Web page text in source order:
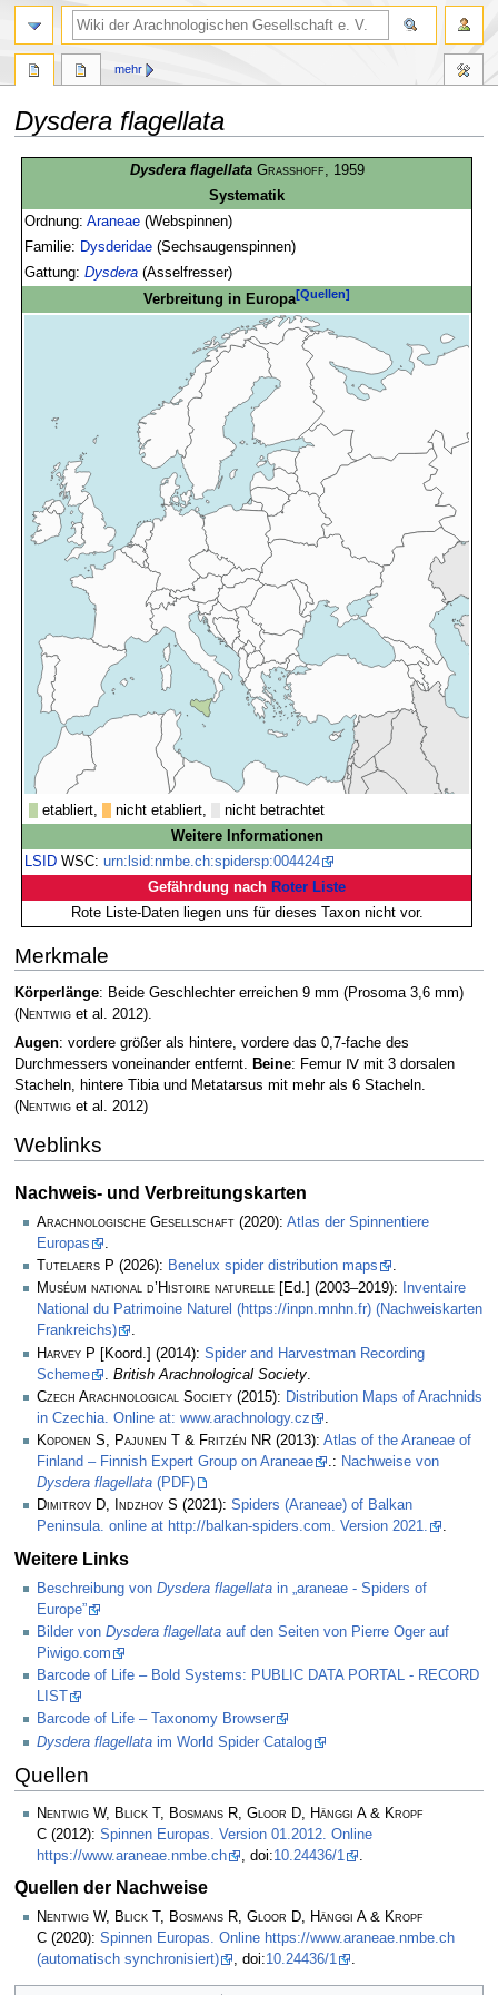
Dysdera flagellata
springen
springen
Dysdera flagellata Grasshoff , 1959
Systematik
Ordnung:Araneae (Webspinnen)
Familie: Dysderidae (Sechsaugenspinnen)
Gattung:Dysdera (Asselfresser)
Verbreitung in Europa[Quellen]
etabliert, nicht etabliert,
nicht betrachtet
Weitere Informationen
LSID WSC:urn:lsid:nmbe.ch:spidersp:004424
Gefährdung nach Roter Liste
Rote Liste-Daten liegen uns für dieses Taxon nicht vor.
Merkmale
Körperlänge: Beide Geschlechter erreichen 9 mm (Prosoma 3,6 mm)
(Nentwiget al. 2012).
Augen: vordere größer als hintere, vordere das 0,7-fache des
Durchmessers voneinander entfernt.
Beine: Femur Ⅳ mit 3 dorsalen
Stacheln, hintere Tibia und Metatarsus mit mehr als 6 Stacheln.
(Nentwiget al. 2012)
Weblinks
Nachweis- und Verbreitungskarten
Arachnologische Gesellschaft (2020): Atlas der Spinnentiere
Europas
.
Tutelaers P (2026): Benelux spider distribution maps
.
Muséum national d’Histoire naturelle [Ed.] (2003–2019):
Inventaire
National du Patrimoine Naturel (https://inpn.mnhn.fr) (Nachweiskarten
Frankreichs)
.
Harvey P [Koord.] (2014): Spider and Harvestman Recording
Scheme
British Arachnological Society
Czech Arachnological Society (2015): Distribution Maps of Arachnids
in Czechia. Online at: www.arachnology.cz
.
Koponen S, Pajunen T & Fritzén NR (2013): Atlas of the Araneae of
Finland – Finnish Expert Group on Araneae
.: Nachweise von
Dysdera flagellata (PDF)
Dimitrov D, Indzhov S (2021): Spiders (Araneae) of Balkan
Peninsula. online at http://balkan-spiders.com. Version 2021.
.
Weitere Links
Beschreibung von Dysdera flagellata in „araneae - Spiders of
Europe”
Bilder von Dysdera flagellata auf den Seiten von Pierre Oger auf
Piwigo.com
Barcode of Life – Bold Systems: PUBLIC DATA PORTAL - RECORD
LIST
Barcode of Life – Taxonomy Browser
Dysdera flagellata im World Spider Catalog
Quellen
Nentwig W, Blick T, Bosmans R, Gloor D, Hänggi A & Kropf
C (2012): Spinnen Europas. Version 01.2012. Online
https://www.araneae.nmbe.ch
, doi:10.24436/1 .
Quellen der Nachweise
Nentwig W, Blick T, Bosmans R, Gloor D, Hänggi A & Kropf
C (2020): Spinnen Europas. Online https://www.araneae.nmbe.ch
(automatisch synchronisiert)
, doi:10.24436/1 .
mehr